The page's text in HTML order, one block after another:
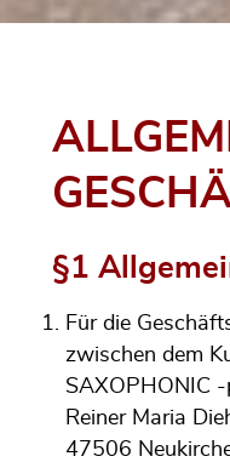
§1
Für die
zwischen dem
SAXOPHONIC
Reiner Maria
47506